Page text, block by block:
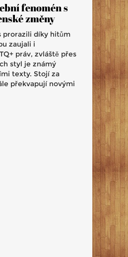
fenomén s
změny
prorazili díky hitům
zaujali i
práv, zvláště přes
styl je známý
texty. Stojí za
překvapují novými